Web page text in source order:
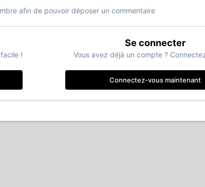
afin de pouvoir déposer un commentaire
!
Se connecter
Vous avez déjà un compte ?
Connectez-vous maintenant